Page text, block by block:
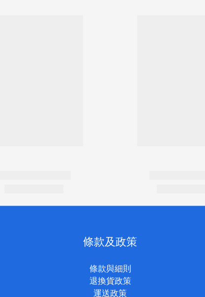
條款及政策
條款與細則
退換貨政策
運送政策